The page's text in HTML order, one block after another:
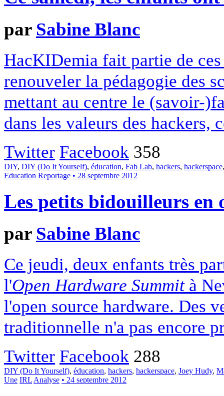
par Sabine Blanc
HacKIDemia fait partie de
renouveler la pédagogie des
mettant au centre le (savoir-
dans les valeurs des hackers,
Twitter Facebook 358
DIY, DIY (Do It Yourself), éducation, Fab Lab, hackers, hackerspace
Education Reportage • 28 septembre 2012
Les petits bidouilleurs en
par Sabine Blanc
Ce jeudi, deux enfants très
l'Open Hardware Summità
l'open source hardware. Des
traditionnelle n'a pas encore
Twitter Facebook 288
DIY (Do It Yourself), éducation, hackers, hackerspace, Joey Hudy,
Une IRL Analyse • 24 septembre 2012